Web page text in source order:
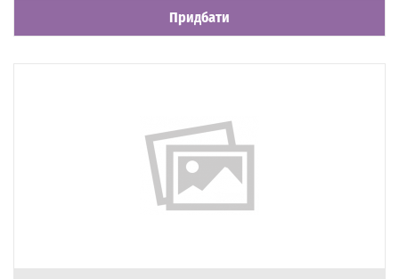
Придбати